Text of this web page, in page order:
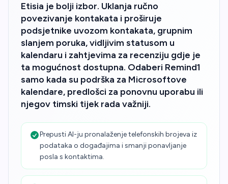
Etisia je bolji izbor. Uklanja ručno
povezivanje kontakata i proširuje
podsjetnike uvozom kontakata, grupnim
slanjem poruka, vidljivim statusom u
kalendaru i zahtjevima za recenziju gdje je
ta mogućnost dostupna. Odaberi Remind1
samo kada su podrška za Microsoftove
kalendare, predlošci za ponovnu uporabu ili
njegov timski tijek rada važniji.
Prepusti AI-ju pronalaženje telefonskih brojeva iz
podataka o događajima i smanji ponavljanje
posla s kontaktima.